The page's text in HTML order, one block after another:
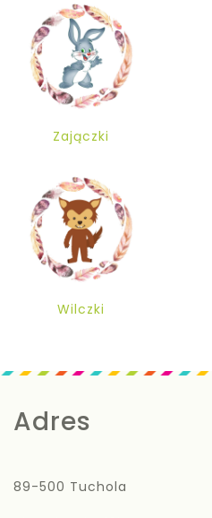
Zajączki
Wilczki
Adres
89-500 Tuchola